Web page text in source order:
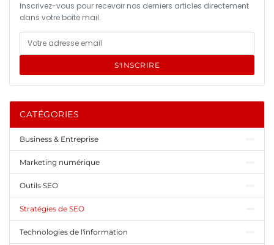
Inscrivez-vous pour recevoir nos derniers articles directement
dans votre boîte mail.
S'INSCRIRE
CATÉGORIES
Business & Entreprise
Marketing numérique
Outils SEO
Stratégies de SEO
Technologies de l'information